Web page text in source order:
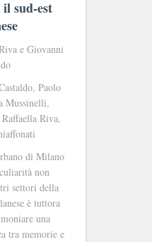
sud-est
e Giovanni
Paolo
Mussinelli,
Riva,
di Milano
non
settori della
è tuttora
una
tra memorie e